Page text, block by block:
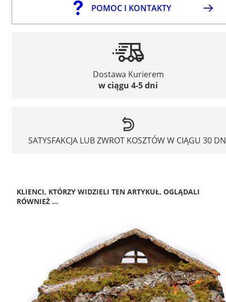
POMOC I KONTAKTY
Dostawa Kurierem
w ciągu 4-5 dni
SATYSFAKCJA LUB ZWROT KOSZTÓW W CIĄGU 30
KLIENCI, KTÓRZY WIDZIELI TEN ARTYKUŁ, OGLĄDALI
RÓWNIEŻ ...